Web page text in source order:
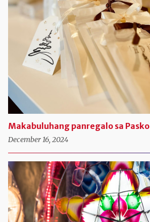
Makabuluhang panregalo sa Pasko
December 16, 2024